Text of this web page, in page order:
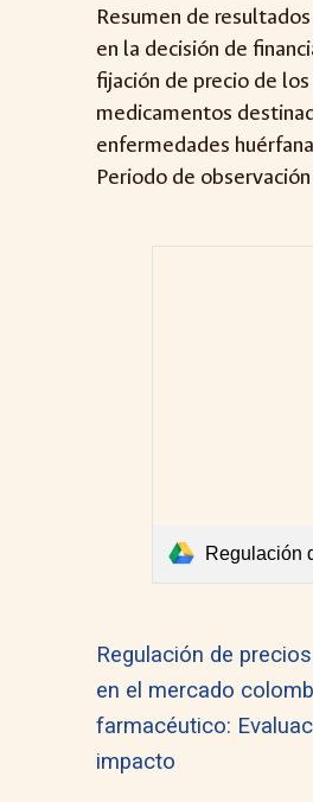
Resumen de
en la decisión de
fijación de precio de los
medicamentos
enfermedades
Periodo de
Regulación de precios máximos en el mercado colombiano farmacéutico
Regulación de
en el mercado
farmacéutico:
impacto